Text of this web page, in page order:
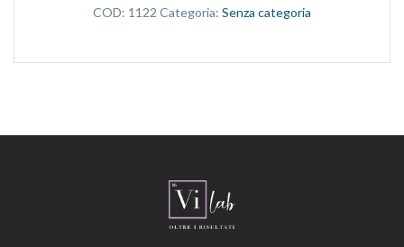
COD: 1122 Categoria: Senza categoria